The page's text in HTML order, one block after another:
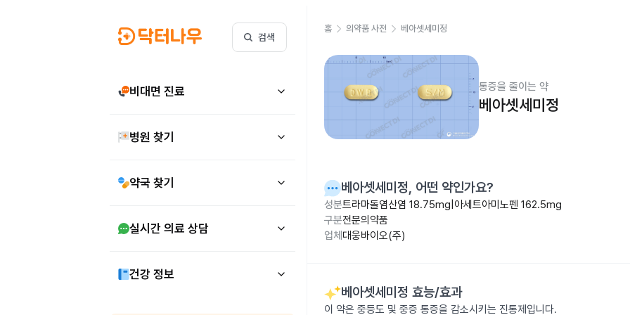
검색
비대면 진료
병원 찾기
약국 찾기
실시간 의료 상담
건강 정보
홈 의약품 사전 베아셋세미정
통증을 줄이는 약
베아셋세미정
베아셋세미정, 어떤 약인가요?
성분트라마돌염산염 18.75mg|아세트아미노펜 162.5mg
구분전문의약품
업체 대웅바이오(주)
베아셋세미정 효능/효과
이 약은 중등도 및 중증 통증을 감소시키는 진통제입니다.